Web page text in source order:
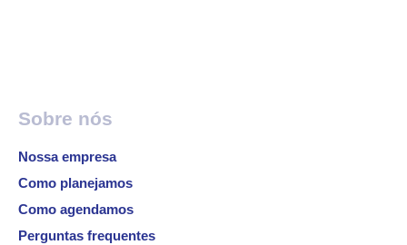
Sobre nós
Nossa empresa
Como planejamos
Como agendamos
Perguntas frequentes